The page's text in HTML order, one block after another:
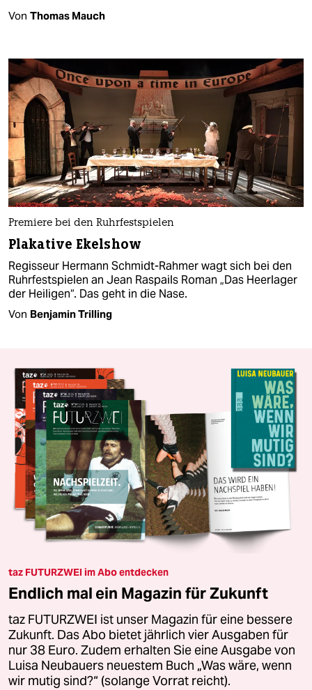
Von Thomas Mauch
Premiere bei den Ruhrfestspielen
Plakative Ekelshow
Regisseur Hermann Schmidt-Rahmer wagt sich bei den
Ruhrfestspielen an Jean Raspails Roman „Das Heerlager
der Heiligen“. Das geht in die Nase.
Von Benjamin Trilling
taz FUTURZWEI im Abo entdecken
Endlich mal ein Magazin für Zukunft
taz FUTURZWEI ist unser Magazin für eine bessere
Zukunft. Das Abo bietet jährlich vier Ausgaben für
nur 38 Euro. Zudem erhalten Sie eine Ausgabe von
Luisa Neubauers neuestem Buch „Was wäre, wenn
wir mutig sind?“ (solange Vorrat reicht).